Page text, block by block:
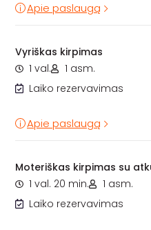
Apie paslaugą
Vyriškas kirpimas
1 val.
1 asm.
Laiko rezervavimas
Apie paslaugą
Moteriškas kirpimas su
1 val. 20 min.
1 asm.
Laiko rezervavimas